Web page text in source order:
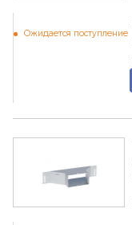
Ожидается поступление